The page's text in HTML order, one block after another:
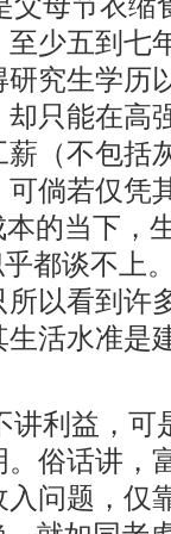
少五到七
究生学历
只能在高
（不包括
倘若仅凭
的当下，
都谈不上
以看到许
活水准是
讲利益，可
俗话讲，
问题，仅